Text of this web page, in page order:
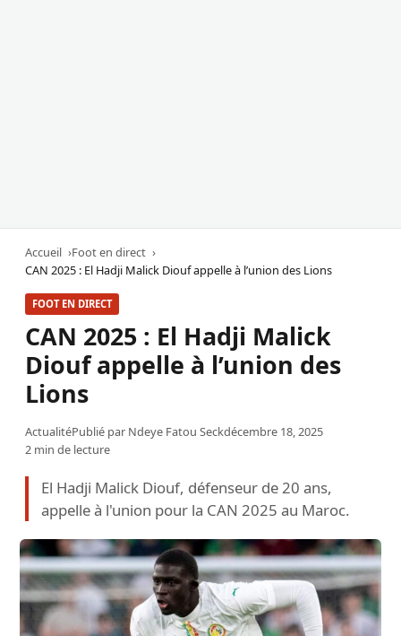
Accueil
Foot en direct
CAN 2025 : El Hadji Malick Diouf appelle à l’union des Lions
FOOT EN DIRECT
CAN 2025 : El Hadji Malick
Diouf appelle à l’union des
Lions
ActualitéPublié par Ndeye Fatou Seckdécembre 18, 2025
2 min de lecture
El Hadji Malick Diouf, défenseur de 20 ans,
appelle à l'union pour la CAN 2025 au Maroc.